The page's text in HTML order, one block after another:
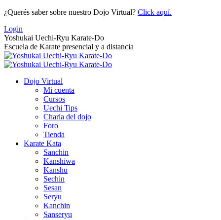
Saltar
contenido
¿Querés saber sobre nuestro Dojo Virtual? Click aquí.
Login
Yoshukai Uechi-Ryu Karate-Do
Escuela de Karate presencial y a distancia
Dojo Virtual
Mi cuenta
Cursos
Uechi Tips
Charla del dojo
Foro
Tienda
Karate Kata
Sanchin
Kanshiwa
Kanshu
Sechin
Sesan
Seryu
Kanchin
Sanseryu